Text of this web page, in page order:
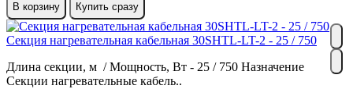
В корзину Купить сразу
Секция нагревательная кабельная 30SHTL-LT-2 - 25 / 750
Длина секции, м / Мощность, Вт - 25 / 750 Назначение
Секции нагревательные кабель..